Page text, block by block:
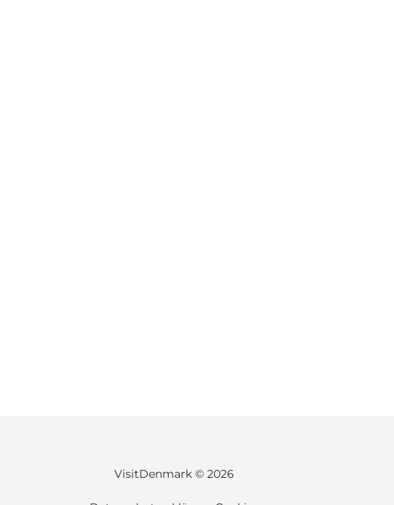
VisitDenmark © 2026